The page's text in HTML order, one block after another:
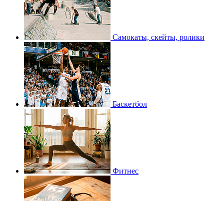
Самокаты, скейты, ролики
Баскетбол
Фитнес